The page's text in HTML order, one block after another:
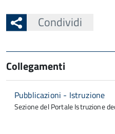
Condividi
Collegamenti
Pubblicazioni - Istruzione
Sezione del Portale Istruzione